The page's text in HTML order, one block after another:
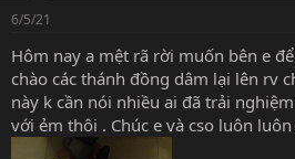
s
t
a
t
e
r
6/5/21
Hôm nay a mệt rã rời muốn bên e
chào các thánh đồng dâm lại lên rv
này k cần nói nhiều ai đã trải
với ẻm thôi . Chúc e và cso luôn